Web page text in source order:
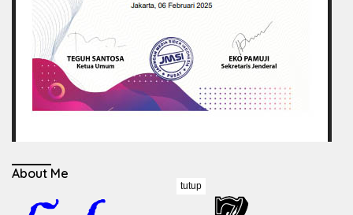
About Me
tutup